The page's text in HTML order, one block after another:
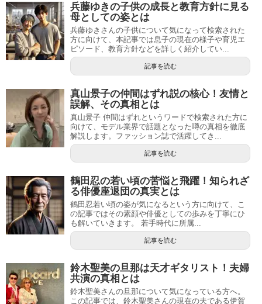
兵藤ゆきの子供の成長と教育方針に見る
母としての姿とは
兵藤ゆきさんの子供について気になって検索された
方に向けて、本記事では息子の現在の様子や育児エ
ピソード、教育方針などを詳しく紹介してい...
記事を読む
真山景子の仲間はずれ説の核心！友情と
誤解、その真相とは
真山景子 仲間はずれというワードで検索された方に
向けて、モデル業界で話題となった噂の真相を徹底
解説します。ファッション誌で活躍してき...
記事を読む
鶴田忍の若い頃の苦悩と飛躍！知られざ
る俳優座退団の真実とは
鶴田忍若い頃の姿が気になるという方に向けて、こ
の記事ではその素顔や俳優としての歩みを丁寧にひ
も解いていきます。 若手時代に所属...
記事を読む
鈴木聖美の旦那は天才ギタリスト！夫婦
共演の真相とは
鈴木聖美さんの旦那について気になっている方へ。
この記事では、鈴木聖美さんの現在の夫である伊賀